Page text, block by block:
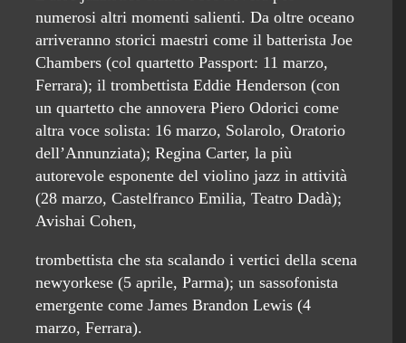
numerosi altri momenti salienti. Da oltre oceano
arriveranno storici maestri come il batterista Joe
Chambers (col quartetto Passport: 11 marzo,
Ferrara); il trombettista Eddie Henderson (con
un quartetto che annovera Piero Odorici come
altra voce solista: 16 marzo, Solarolo, Oratorio
dell’Annunziata); Regina Carter, la più
autorevole esponente del violino jazz in attività
(28 marzo, Castelfranco Emilia, Teatro Dadà);
Avishai Cohen,
trombettista che sta scalando i vertici della scena
newyorkese (5 aprile, Parma); un sassofonista
emergente come James Brandon Lewis (4
marzo, Ferrara).